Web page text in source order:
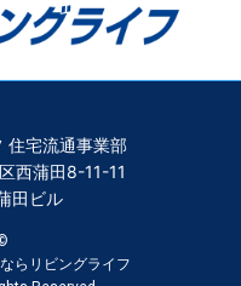
住宅流通事業部
西蒲田8-11-11
田ビル
らリビングライフ